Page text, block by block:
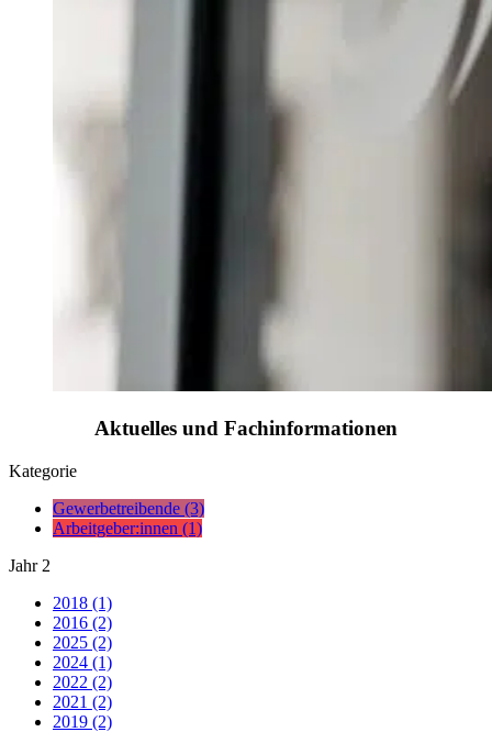
Aktuelles und Fachinformationen
Kategorie
Gewerbetreibende (3)
Arbeitgeber:innen (1)
Jahr 2
2018 (1)
2016 (2)
2025 (2)
2024 (1)
2022 (2)
2021 (2)
2019 (2)